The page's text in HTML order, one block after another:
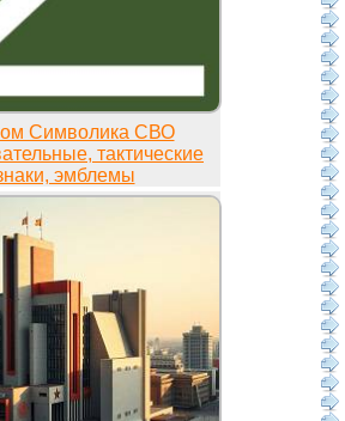
Символика СВО
тактические
эмблемы